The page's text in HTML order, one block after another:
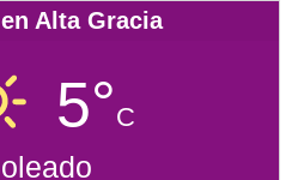
Alta Gracia
5°C